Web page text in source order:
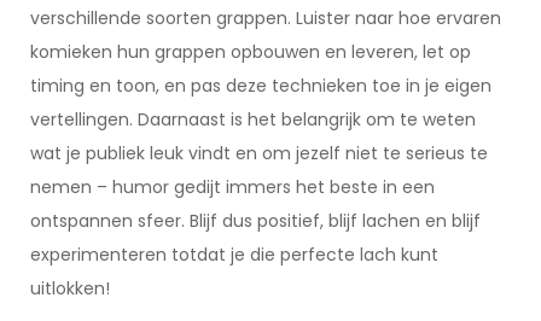
verschillende soorten grappen. Luister naar hoe ervaren
komieken hun grappen opbouwen en leveren, let op
timing en toon, en pas deze technieken toe in je eigen
vertellingen. Daarnaast is het belangrijk om te weten
wat je publiek leuk vindt en om jezelf niet te serieus te
nemen – humor gedijt immers het beste in een
ontspannen sfeer. Blijf dus positief, blijf lachen en blijf
experimenteren totdat je die perfecte lach kunt
uitlokken!